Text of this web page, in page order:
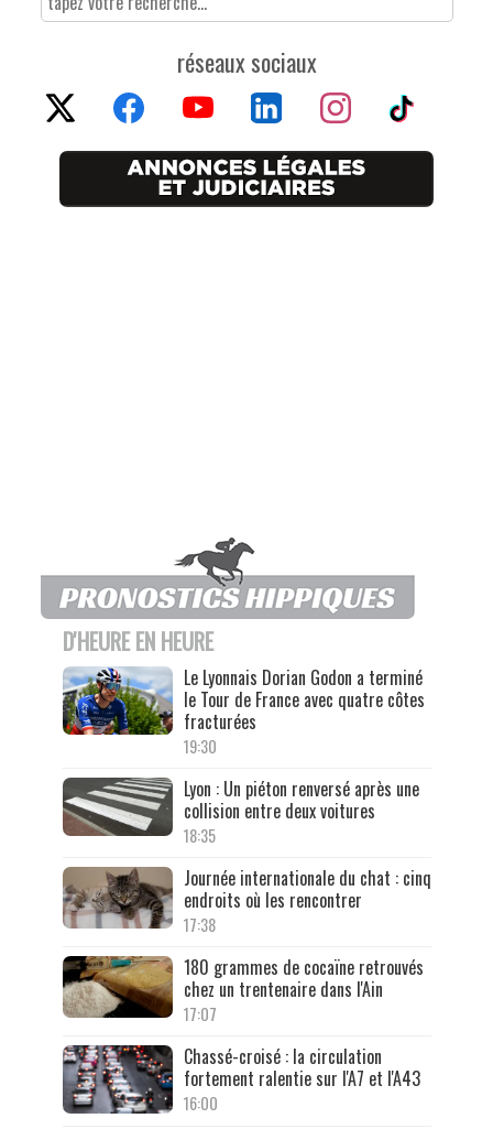
réseaux sociaux
D'HEURE EN HEURE
Le Lyonnais Dorian Godon a terminé
le Tour de France avec quatre côtes
fracturées
19:30
Lyon : Un piéton renversé après une
collision entre deux voitures
18:35
Journée internationale du chat : cinq
endroits où les rencontrer
17:38
180 grammes de cocaïne retrouvés
chez un trentenaire dans l'Ain
17:07
Chassé-croisé : la circulation
fortement ralentie sur l'A7 et l'A43
16:00